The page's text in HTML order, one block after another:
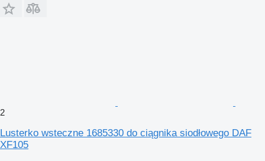
2
Lusterko wsteczne 1685330 do ciągnika siodłowego DAF
XF105